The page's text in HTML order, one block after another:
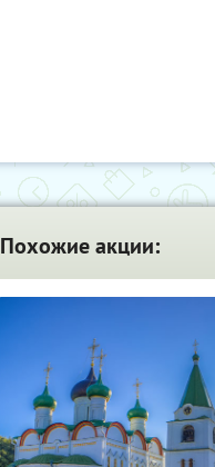
Похожие акции: